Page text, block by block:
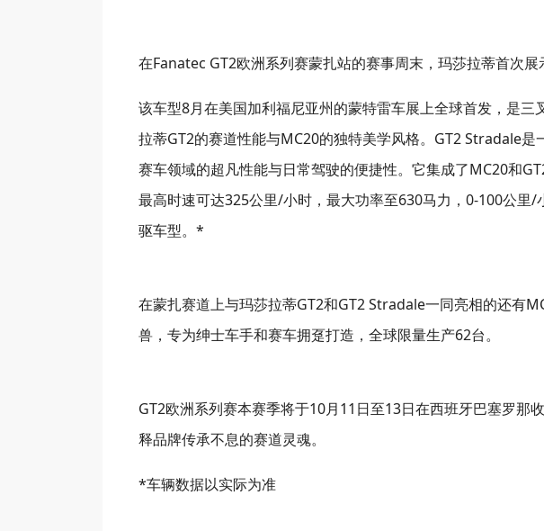
在Fanatec GT2欧洲系列赛蒙扎站的赛事周末，玛莎拉蒂首次展
该车型8月在美国加利福尼亚州的蒙特雷车展上全球首发，是
拉蒂GT2的赛道性能与MC20的独特美学风格。GT2 Stradale
赛车领域的超凡性能与日常驾驶的便捷性。它集成了MC20和
最高时速可达325公里/小时，最大功率至630马力，0-100公里
驱车型。*
在蒙扎赛道上与玛莎拉蒂GT2和GT2 Stradale一同亮相的还有
兽，专为绅士车手和赛车拥趸打造，全球限量生产62台。
GT2欧洲系列赛本赛季将于10月11日至13日在西班牙巴塞罗那
释品牌传承不息的赛道灵魂。
*车辆数据以实际为准